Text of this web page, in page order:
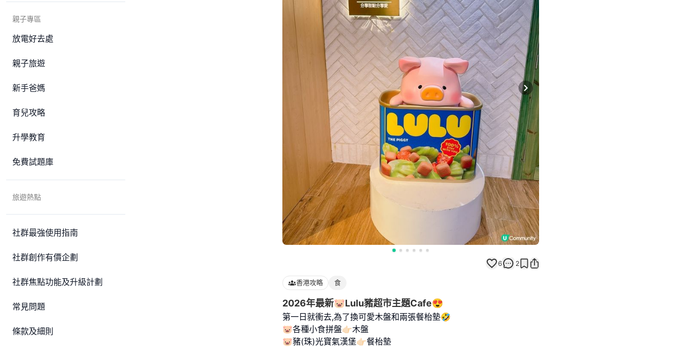
親子專區
放電好去處
親子旅遊
新手爸媽
育兒攻略
升學教育
免費試題庫
旅遊熱點
社群最強使用指南
社群創作有價企劃
社群焦點功能及升級計劃
常見問題
條款及細則
Next slide
6 2
香港攻略 食
2026年最新🐷Lulu豬超市主題Cafe😍
第一日就衝去,為了換可愛木盤和兩張餐枱墊🤣
🐷各種小食拼盤👉🏻木盤
🐷豬(珠)光寶氣漢堡👉🏻餐枱墊